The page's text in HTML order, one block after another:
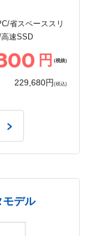
省スペーススリ
速SSD
円 (税抜)
229,680円 (税込)
デル